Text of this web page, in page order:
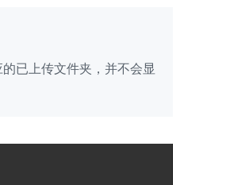
已上传文件夹，并不会显